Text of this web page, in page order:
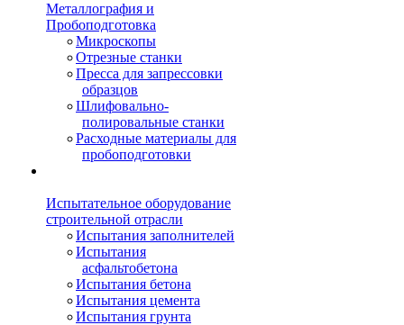
Металлография и
Пробоподготовка
Микроскопы
Отрезные станки
Пресса для запрессовки
образцов
Шлифовально-
полировальные станки
Расходные материалы для
пробоподготовки
Испытательное оборудование
строительной отрасли
Испытания заполнителей
Испытания
асфальтобетона
Испытания бетона
Испытания цемента
Испытания грунта